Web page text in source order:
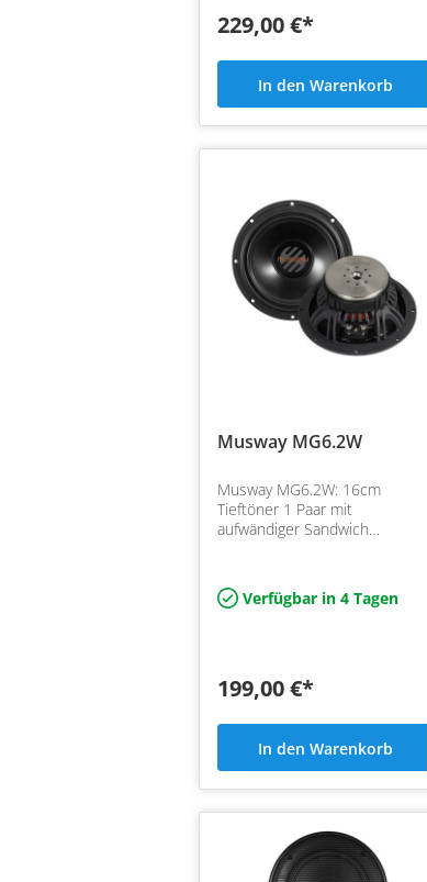
229,00 €*
In den Warenkorb
Musway MG6.2W
Musway MG6.2W: 16cm
Tieftöner 1 Paar mit
aufwändiger Sandwich
Verfügbar in 4 Tagen
199,00 €*
In den Warenkorb